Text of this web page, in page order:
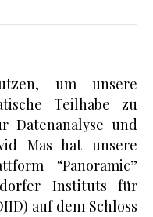
um unsere
Teilhabe zu
Datenanalyse und
Mas hat unsere
“Panoramic”
Instituts für
auf dem Schloss